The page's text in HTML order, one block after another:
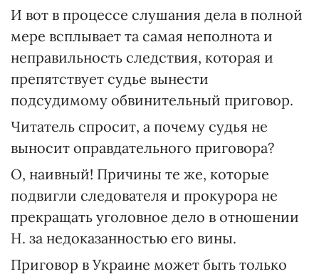
И вот в процессе слушания дела в полной
мере всплывает та самая неполнота и
неправильность следствия, которая и
препятствует судье вынести
подсудимому обвинительный приговор.
Читатель спросит, а почему судья не
выносит оправдательного приговора?
О, наивный! Причины те же, которые
подвигли следователя и прокурора не
прекращать уголовное дело в отношении
Н. за недоказанностью его вины.
Приговор в Украине может быть только